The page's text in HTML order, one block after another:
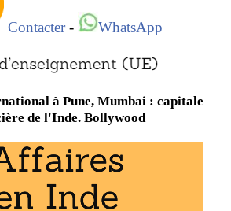
Contacter- WhatsApp
à Pune, Mumbai : capitale
de l'Inde. Bollywood